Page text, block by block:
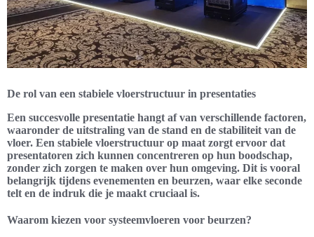
De rol van een stabiele vloerstructuur in presentaties
Een succesvolle presentatie hangt af van verschillende factoren,
waaronder de uitstraling van de stand en de stabiliteit van de
vloer. Een stabiele vloerstructuur op maat zorgt ervoor dat
presentatoren zich kunnen concentreren op hun boodschap,
zonder zich zorgen te maken over hun omgeving. Dit is vooral
belangrijk tijdens evenementen en beurzen, waar elke seconde
telt en de indruk die je maakt cruciaal is.
Waarom kiezen voor systeemvloeren voor beurzen?